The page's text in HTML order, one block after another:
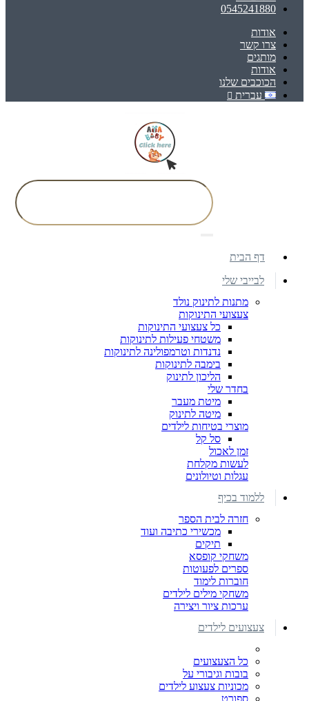
0545241880
אודות
צרו קשר
מותגים
אודות
הכוכבים שלנו
עברית
דף הבית
לבייבי שלי
מתנות לתינוק נולד
צעצועי התינוקות
כל צעצועי התינוקות
משטחי פעילות לתינוקות
נדנדות וטרמפולינה לתינוקות
בימבה לתינוקות
הליכון לתינוק
בחדר שלי
מיטת מעבר
מיטה לתינוק
מוצרי בטיחות לילדים
סל קל
זמן לאכול
לעשות מקלחת
עגלות וטיולונים
ללמוד בכיף
חזרה לבית הספר
מכשירי כתיבה ועוד
תיקים
משחקי קופסא
ספרים לפעוטות
חוברות לימוד
משחקי מילים לילדים
ערכות ציור ויצירה
צעצועים לילדים
כל הצעצועים
בובות וגיבורי על
מכוניות צעצוע לילדים
ספורט